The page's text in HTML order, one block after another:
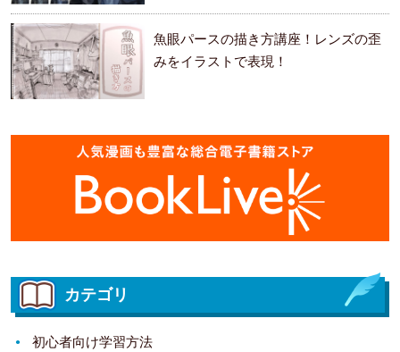
ます。
魚眼パースの描き方講座！レンズの歪
みをイラストで表現！
カテゴリ
初心者向け学習方法